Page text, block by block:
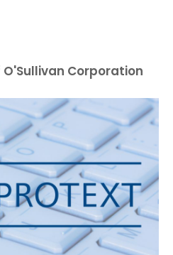
Corporation